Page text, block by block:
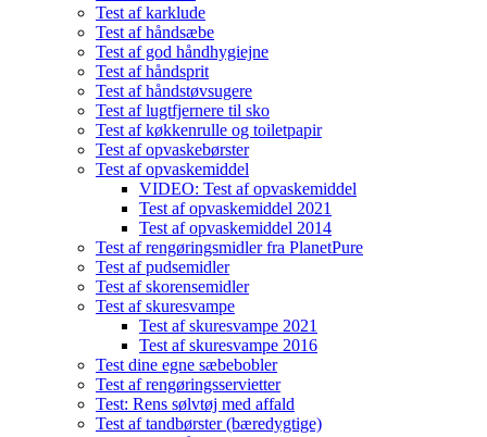
Test af karklude
Test af håndsæbe
Test af god håndhygiejne
Test af håndsprit
Test af håndstøvsugere
Test af lugtfjernere til sko
Test af køkkenrulle og toiletpapir
Test af opvaskebørster
Test af opvaskemiddel
VIDEO: Test af opvaskemiddel
Test af opvaskemiddel 2021
Test af opvaskemiddel 2014
Test af rengøringsmidler fra PlanetPure
Test af pudsemidler
Test af skorensemidler
Test af skuresvampe
Test af skuresvampe 2021
Test af skuresvampe 2016
Test dine egne sæbebobler
Test af rengøringsservietter
Test: Rens sølvtøj med affald
Test af tandbørster (bæredygtige)